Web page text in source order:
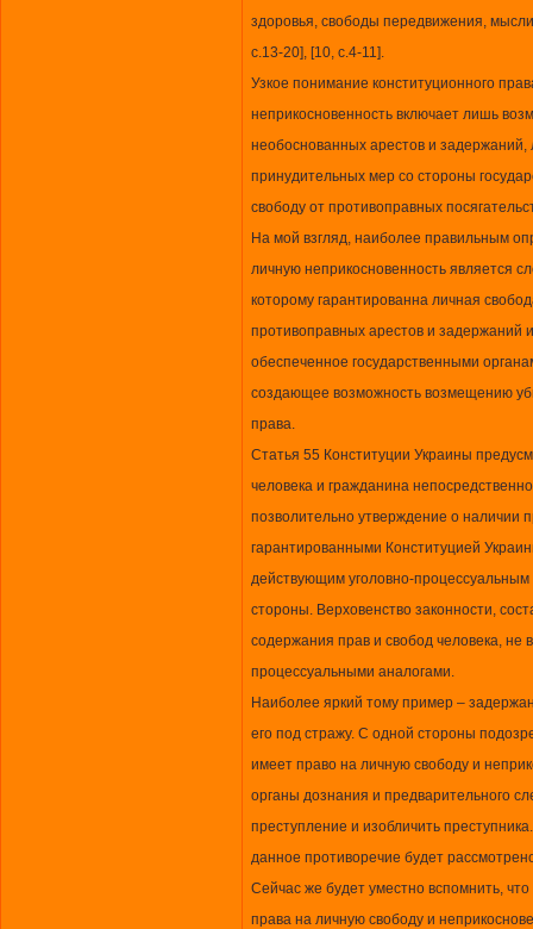
здоровья, свободы передвижения,
с.13-20], [10, с.4-11].
Узкое понимание конституционного
неприкосновенность включает лишь
необоснованных арестов и задержаний,
принудительных мер со стороны
свободу от противоправных
На мой взгляд, наиболее правильным
личную неприкосновенность является
которому гарантированна личная
противоправных арестов и задержаний
обеспеченное государственными
создающее возможность возмещению
права.
Статья 55 Конституции Украины
человека и гражданина
позволительно утверждение о наличии
гарантированными Конституцией
действующим уголовно-процессуальным
стороны. Верховенство законности,
содержания прав и свобод человека, не
процессуальными аналогами.
Наиболее яркий тому пример –
его под стражу. С одной стороны
имеет право на личную свободу и
органы дознания и предварительного
преступление и изобличить
данное противоречие будет
Сейчас же будет уместно вспомнить,
права на личную свободу и